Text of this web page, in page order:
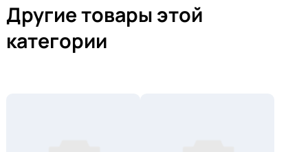
Другие товары этой
категории